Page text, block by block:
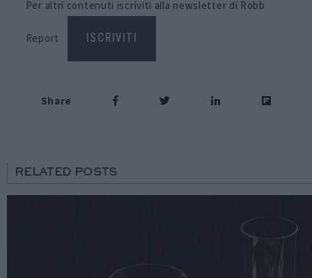
Per altri contenuti iscriviti alla newsletter di Robb
Report ISCRIVITI
Share
RELATED POSTS